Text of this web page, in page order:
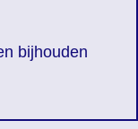
bijhouden